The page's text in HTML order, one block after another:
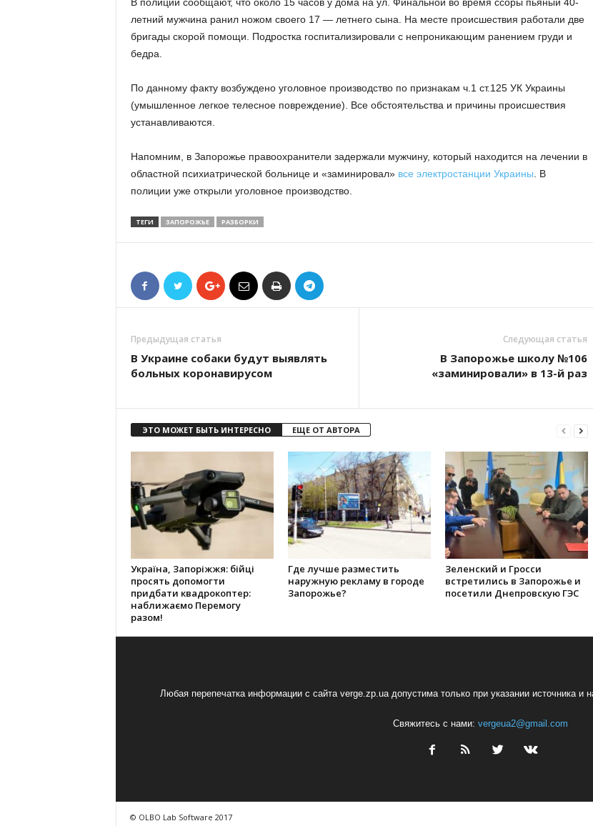
летний мужчина ранил ножом своего 17 — летнего сына. На месте происшествия работали две
бригады скорой помощи. Подростка госпитализировали с непроникающим ранением груди и
бедра.
По данному факту возбуждено уголовное производство по признакам ч.1 ст.125 УК Украины
(умышленное легкое телесное повреждение). Все обстоятельства и причины происшествия
устанавливаются.
Напомним, в Запорожье правоохранители задержали мужчину, который находится на лечении в
областной психиатрической больнице и «заминировал» все электростанции Украины . В
полиции уже открыли уголовное производство.
ТЕГИ ЗАПОРОЖЬЕ РАЗБОРКИ
Предыдущая статья
В Украине собаки будут выявлять
больных коронавирусом
Следующая статья
В Запорожье школу №106
«заминировали» в 13-й раз
ЭТО МОЖЕТ БЫТЬ ИНТЕРЕСНО ЕЩЕ ОТ АВТОРА
Україна, Запоріжжя: бійці
просять допомогти
придбати квадрокоптер:
наближаємо Перемогу
разом!
Где лучше разместить
наружную рекламу в городе
Запорожье?
Зеленский и Гросси
встретились в Запорожье и
посетили Днепровскую ГЭС
Любая перепечатка информации с сайта verge.zp.ua допустима только при указании источника
Свяжитесь с нами: vergeua2@gmail.com
© OLBO Lab Software 2017